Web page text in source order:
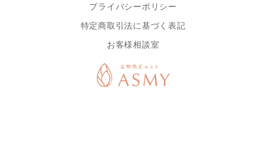
プライバシーポリシー
特定商取引法に基づく表記
お客様相談室